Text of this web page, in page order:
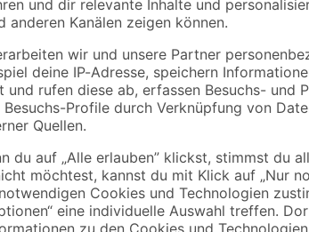
ungeschliffen 1690 x
634 x 12 mm
5,99 € / m²
6,41 € / Pack
3,59
Vom Gartentor
unserer
Grendelriegel ist
Achten Sie dabei